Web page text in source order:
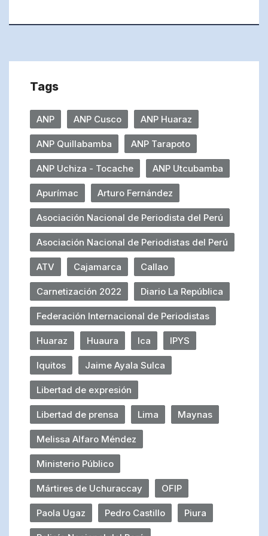
Tags
ANP ANP Cusco ANP Huaraz
ANP Quillabamba ANP Tarapoto
ANP Uchiza - Tocache ANP Utcubamba
Apurímac Arturo Fernández
Asociación Nacional de Periodista del Perú
Asociación Nacional de Periodistas del Perú
ATV Cajamarca Callao
Carnetización 2022 Diario La República
Federación Internacional de Periodistas
Huaraz Huaura Ica IPYS
Iquitos Jaime Ayala Sulca
Libertad de expresión
Libertad de prensa Lima Maynas
Melissa Alfaro Méndez
Ministerio Público
Mártires de Uchuraccay OFIP
Paola Ugaz Pedro Castillo Piura